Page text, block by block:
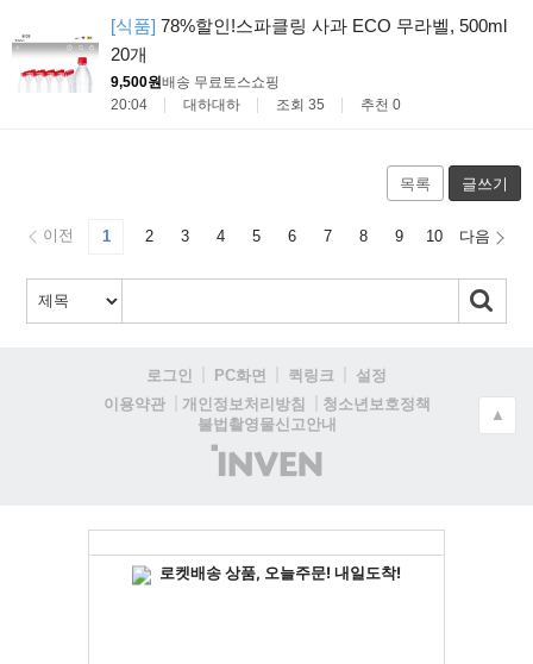
[식품] 78%할인!스파클링 사과 ECO 무라벨, 500ml
20개
9,500원배송 무료토스쇼핑
20:04
대하대하 조회 35 추천 0
목록 글쓰기
이전 1 2 3 4 5 6 7 8 9 10 다음
로그인 PC화면 퀵링크
설정
이용약관
개인정보처리방침
청소년보호정책
불법촬영물신고안내
(주)
인
▲